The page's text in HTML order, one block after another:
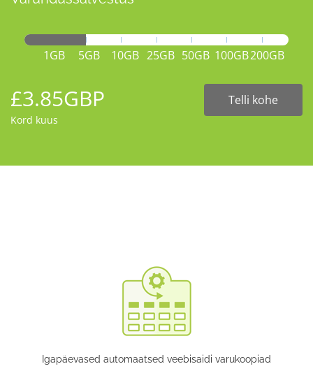
1GB 5GB 10GB 25GB 50GB 100GB200GB
£3.85GBP
Kord kuus
Telli kohe
Igapäevased automaatsed veebisaidi varukoopiad